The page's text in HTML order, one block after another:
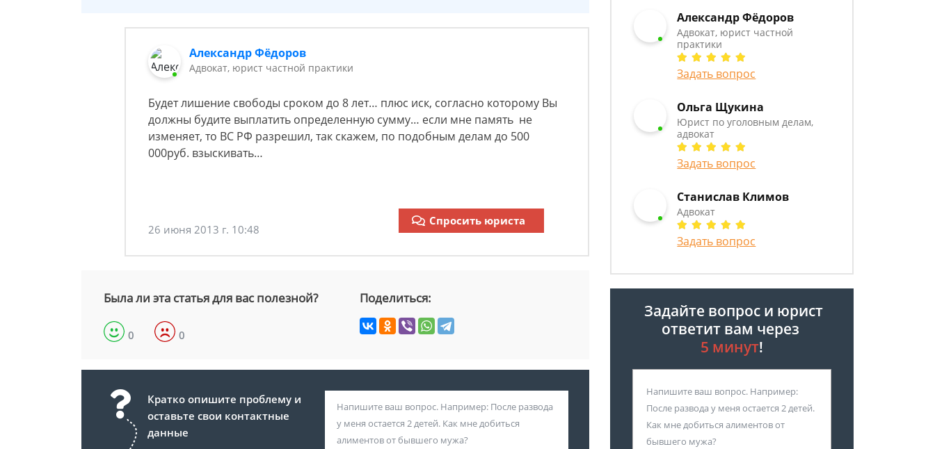
Александр Фёдоров
Адвокат, юрист частной практики
Будет лишение свободы сроком до 8 лет… плюс иск, согласно которому Вы
должны будите выплатить определенную сумму… если мне память не
изменяет, то ВС РФ разрешил, так скажем, по подобным делам до 500
000руб. взыскивать…
26 июня 2013 г. 10:48
Спросить юриста
Была ли эта статья для вас полезной?
0 0
Поделиться:
Кратко опишите проблему и
оставьте свои контактные
данные
Александр Фёдоров
Адвокат, юрист частной
практики
Задать вопрос
Ольга Щукина
Юрист по уголовным делам,
адвокат
Задать вопрос
Станислав Климов
Адвокат
Задать вопрос
Задайте вопрос и юрист
ответит вам через
5 минут!